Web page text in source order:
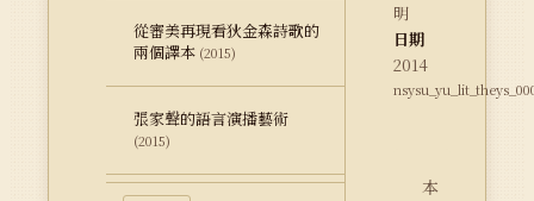
從審美再現看狄金森詩歌的
兩個譯本 (2015)
張家聲的語言演播藝術
(2015)
明
日期
2014
本